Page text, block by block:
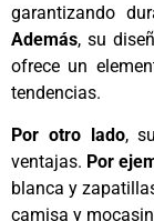
garantizando
Además, su
ofrece un
tendencias.
Por otro lado,
ventajas. Por
blanca y
camisa y